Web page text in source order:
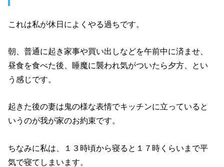
これは私が休日によくやる過ちです。
朝、普通に起き家事や買い出しなどを午前中に済ませ、
昼食を食べた後、睡魔に襲われ気がついたら夕方、とい
う感じです。
起きた後の妻は鬼の様な表情でキッチンに立っていると
いうのが我が家のお約束です。
ちなみに私は、１３時頃から寝ると１７時くらいまで平
気で寝てしまいます。